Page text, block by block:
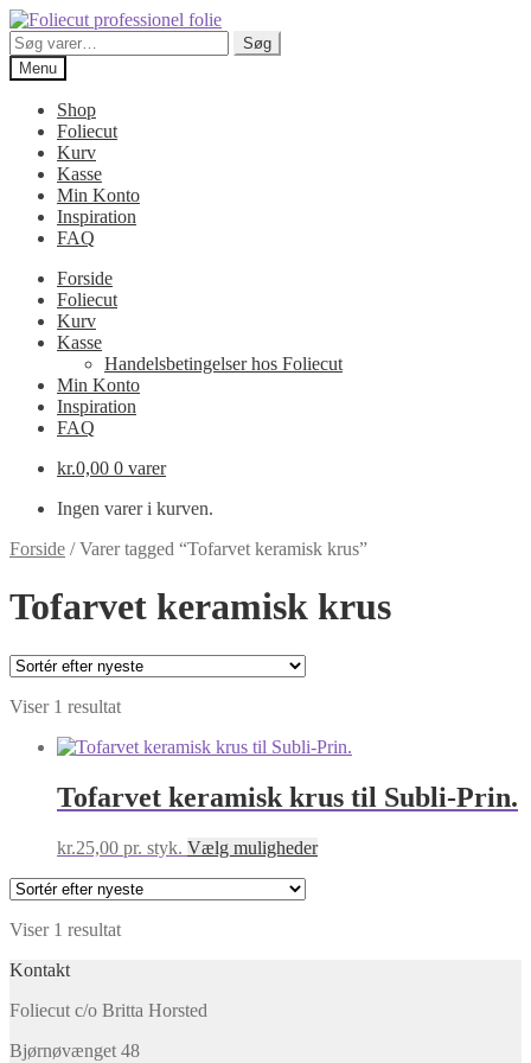
Spring
til
navigation
Spring
til
indhold
Søg
efter:
Søg
Menu
Shop
Foliecut
Kurv
Kasse
Min Konto
Inspiration
FAQ
Forside
Foliecut
Kurv
Kasse
Handelsbetingelser hos Foliecut
Min Konto
Inspiration
FAQ
kr.0,00 0 varer
Ingen varer i kurven.
Forside /Varer tagged “Tofarvet keramisk krus”
Tofarvet keramisk krus
Viser 1 resultat
Tofarvet keramisk krus til Subli-Prin.
kr.25,00 pr. styk. Vælg mulighederDette
Viser 1 resultat
Kontakt
Foliecut c/o Britta Horsted
Bjørnøvænget 48